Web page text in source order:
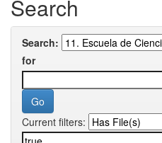
Search
Search:
for
Current filters: